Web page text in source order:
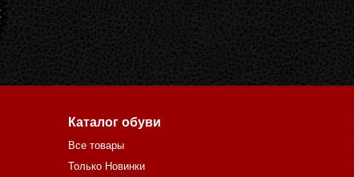
Каталог обуви
Все товары
Только Новинки